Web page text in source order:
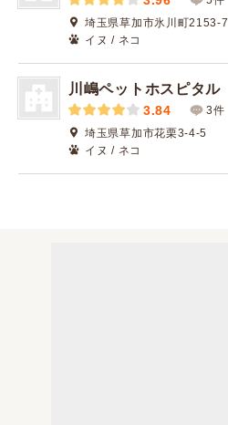
埼玉県草加市氷川町2153-7
イヌ / ネコ
川嶋ペットホスピタル
3.84
3件
埼玉県草加市花栗3-4-5
イヌ / ネコ